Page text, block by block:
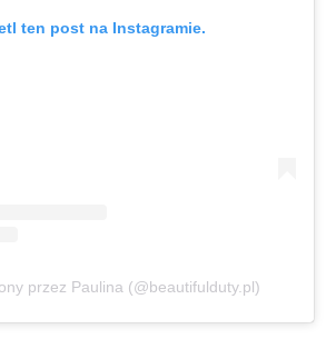
ten post na Instagramie.
przez Paulina (@beautifulduty.pl)